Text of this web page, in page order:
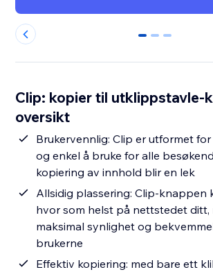
0 1 2
Clip: kopier til utklippstavle-
oversikt
Brukervennlig: Clip er utformet
og enkel å bruke for alle
kopiering av innhold blir en lek
Allsidig plassering: Clip-knappen
hvor som helst på nettstedet ditt,
maksimal synlighet og
brukerne
Effektiv kopiering: med bare ett